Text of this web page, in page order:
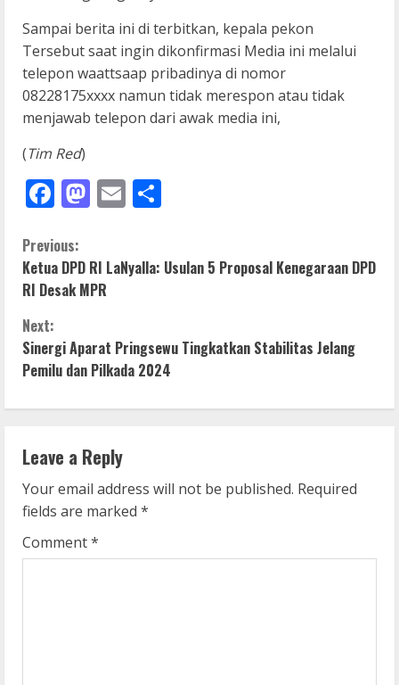
Sampai berita ini di terbitkan, kepala pekon
Tersebut saat ingin dikonfirmasi Media ini melalui
telepon waattsaap pribadinya di nomor
08228175xxxx namun tidak merespon atau tidak
menjawab telepon dari awak media ini,
(Tim Red)
Facebook
Mastodon
Email
C
o
n
t
i
n
u
e
R
Previous:
Ketua DPD RI LaNyalla: Usulan 5 Proposal Kenegaraan DPD
RI Desak MPR
Next:
Sinergi Aparat Pringsewu Tingkatkan Stabilitas Jelang
Pemilu dan Pilkada 2024
Leave a Reply
Your email address will not be published. Required
fields are marked *
Comment*